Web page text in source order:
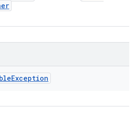
Exception